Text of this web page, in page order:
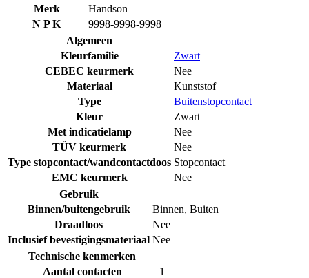
Merk
Handson
N P K
9998-9998-9998
Algemeen
Kleurfamilie
Zwart
CEBEC keurmerk
Nee
Materiaal
Kunststof
Type
Buitenstopcontact
Kleur
Zwart
Met indicatielamp
Nee
TÜV keurmerk
Nee
Type stopcontact/wandcontactdoos Stopcontact
EMC keurmerk
Nee
Gebruik
Binnen/buitengebruik
Binnen, Buiten
Draadloos
Nee
Inclusief bevestigingsmateriaal Nee
Technische kenmerken
Aantal contacten
1